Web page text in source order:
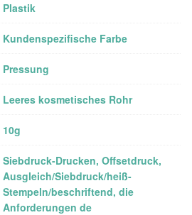
Plastik
Kundenspezifische Farbe
Pressung
Leeres kosmetisches Rohr
10g
Siebdruck-Drucken, Offsetdruck,
Ausgleich/Siebdruck/heiß-
Stempeln/beschriftend, die
Anforderungen de